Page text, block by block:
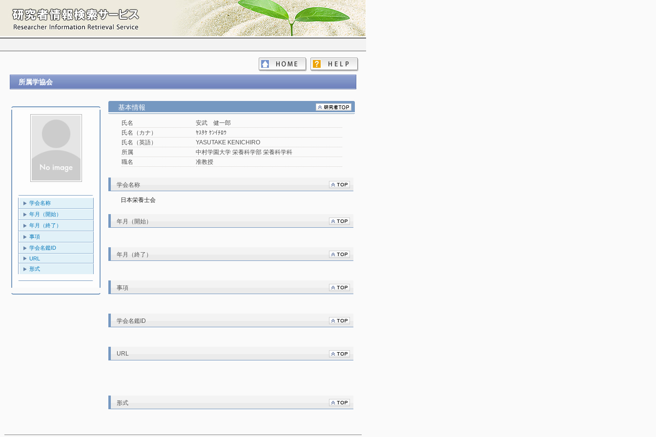
所属学協会
学会名称
年月（開始）
年月（終了）
事項
学会名鑑ID
URL
形式
基本情報
氏名
安武 健一郎
氏名（カナ）
ﾔｽﾀｹ ｹﾝｲﾁﾛｳ
氏名（英語）
YASUTAKE KENICHIRO
所属
中村学園大学 栄養科学部 栄養科学科
職名
准教授
学会名称
日本栄養士会
年月（開始）
年月（終了）
事項
学会名鑑ID
URL
形式